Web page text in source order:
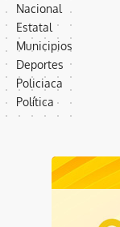
Nacional
Estatal
Municipios
Deportes
Policiaca
Política